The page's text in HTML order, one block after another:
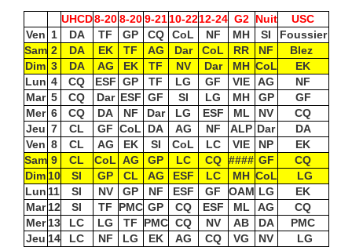
UHCD8-20 8-20 9-21 10-2212-24 G2 Nuit
USC
Ven 1 DA TF GP CQ CoL NF MH SI
Foussier
Sam 2 DA EK TF AG Dar CoL RR NF
Blez
Dim 3 DA AG EK TF NV Dar MH CoL
EK
Lun 4 CQ ESF GP TF LG GF VIE AG
NF
Mar 5 CQ Dar ESF GF SI LG MH GP
GF
Mer 6 CQ DA NF Dar LG ESF ML NV
CQ
Jeu 7 CL GF CoL DA AG NF ALP Dar
DA
Ven 8 CL AG EK SI CoL LC VIE NP
EK
Sam 9 CL CoL AG GP LC CQ #### GF
CQ
Dim 10 SI GP CL AG ESF LC MH CoL
LG
Lun 11 SI NV GP NF ESF GF OAM LG
EK
Mar 12 SI TF PMC GP CQ ESF ML AG
CQ
Mer 13 LC LG TF PMC CQ NV AB DA
PMC
Jeu 14 LC NF LG EK AG CQ VG NV
LG